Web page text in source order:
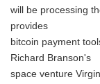
will be processing
provides
bitcoin payment
Richard Branson's
space venture